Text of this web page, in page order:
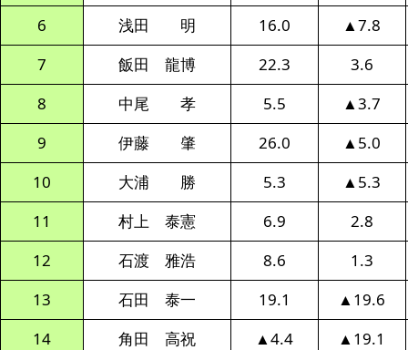
6
浅田 明 16.0
▲7.8
7
飯田 龍博 22.3
3.6
8
中尾 孝 5.5
▲3.7
9
伊藤 肇 26.0
▲5.0
10
大浦 勝 5.3
▲5.3
11
村上 泰憲 6.9
2.8
12
石渡 雅浩 8.6
1.3
13
石田 泰一 19.1
▲19.6
14
角田 高祝 ▲4.4
▲19.1